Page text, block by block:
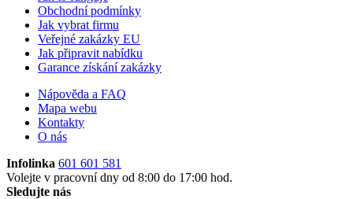
Obchodní podmínky
Jak vybrat firmu
Veřejné zakázky EU
Jak připravit nabídku
Garance získání zakázky
Nápověda a FAQ
Mapa webu
Kontakty
O nás
Infolinka 601 601 581
Volejte v pracovní dny od 8:00 do 17:00 hod.
Sledujte nás